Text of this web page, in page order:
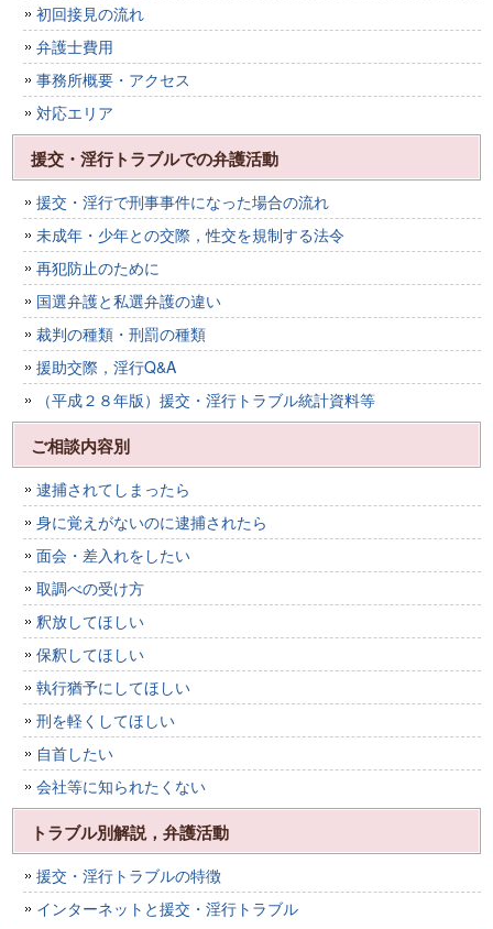
初回接見の流れ
弁護士費用
事務所概要・アクセス
対応エリア
援交・淫行トラブルでの弁護活動
援交・淫行で刑事事件になった場合の流れ
未成年・少年との交際，性交を規制する法令
再犯防止のために
国選弁護と私選弁護の違い
裁判の種類・刑罰の種類
援助交際，淫行Q&A
（平成２８年版）援交・淫行トラブル統計資料等
ご相談内容別
逮捕されてしまったら
身に覚えがないのに逮捕されたら
面会・差入れをしたい
取調べの受け方
釈放してほしい
保釈してほしい
執行猶予にしてほしい
刑を軽くしてほしい
自首したい
会社等に知られたくない
トラブル別解説，弁護活動
援交・淫行トラブルの特徴
インターネットと援交・淫行トラブル